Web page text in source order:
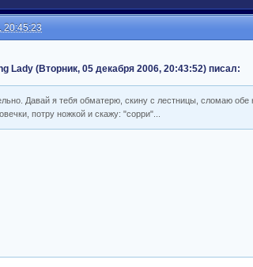
20:45:23
Lady (Вторник, 05 декабря 2006, 20:43:52) писал:
Давай я тебя обматерю, скину с лестницы, сломаю
потру ножкой и скажу: "сорри"...